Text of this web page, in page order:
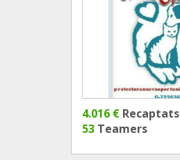
4.016 € Recaptats
53 Teamers